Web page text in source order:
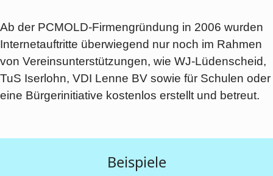
Ab der PCMOLD-Firmengründung in 2006 wurden
Internetauftritte überwiegend nur noch im Rahmen
von Vereinsunterstützungen, wie WJ-Lüdenscheid,
TuS Iserlohn, VDI Lenne BV sowie für Schulen oder
eine Bürgerinitiative kostenlos erstellt und betreut.
Beispiele